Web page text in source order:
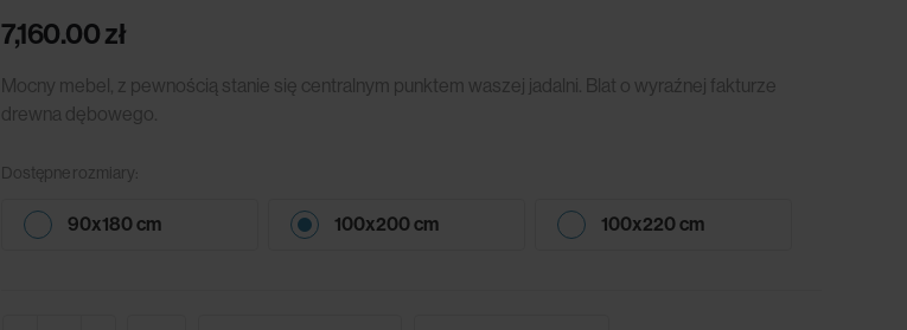
7,160.00zł
Mocny mebel, z pewnością stanie się centralnym punktem waszej jadalni. Blat o wyraźnej fakturze
drewna dębowego.
Dostępne rozmiary:
90x180 cm 100x200 cm 100x220 cm